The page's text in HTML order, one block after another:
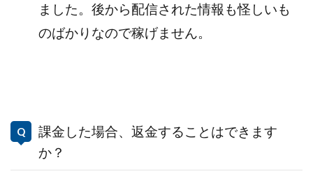
ました。後から配信された情報も怪しいも
のばかりなので稼げません。
課金した場合、返金することはできます
か？